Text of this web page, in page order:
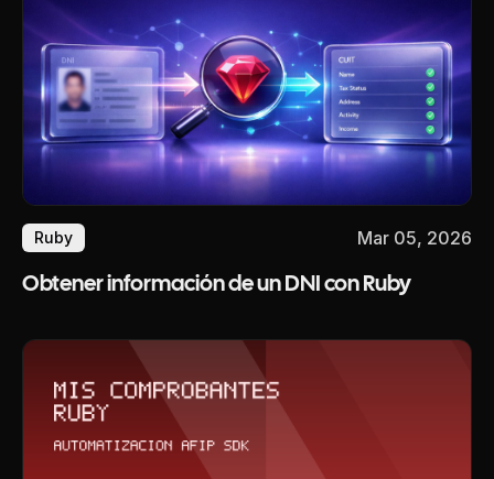
Ruby Mar 05, 2026
Obtener información de un DNI con Ruby